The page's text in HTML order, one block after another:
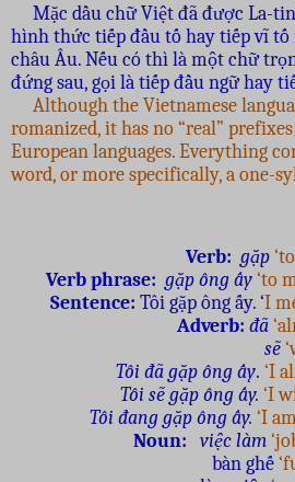
Mặc dầu chữ Việt đã được La-
hình thức tiếp đầu tố hay tiếp vĩ
châu Âu. Nếu có thì là một chữ
đứng sau, gọi là tiếp đầu ngữ hay
Although the Vietnamese
romanized, it has no “real”
European languages. Everything
word, or more specifically, a one-
Verb: gặp
Verb phrase: gặp ông ấy‘to
Sentence: Tôi gặp ông ấy. ‘I
Adverb: đã
sẽ
Tôi đã gặp ông ấy. ‘I
Tôi sẽ gặp ông ấy. ‘I
Tôi đang gặp ông ấy. ‘I
Noun:
việc làm
bàn ghế